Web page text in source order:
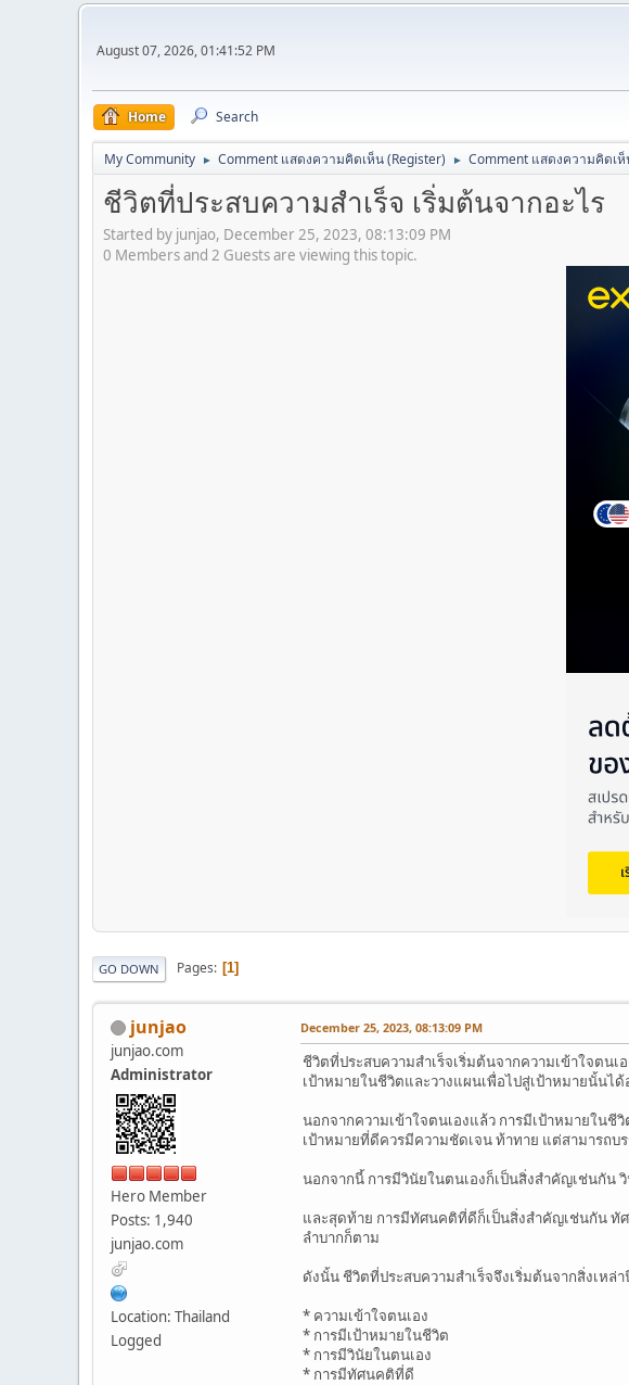
August 07, 2026, 01:41:52 PM
Home Search
My Community ► Comment แสดงความคิดเห็น (Register) ► Comment แสดงความคิดเห็
ชีวิตที่ประสบความสำเร็จ เริ่มต้นจากอะไร
Started by junjao, December 25, 2023, 08:13:09 PM
0 Members and 2 Guests are viewing this topic.
GO DOWN Pages 1
junjao
junjao.com
Administrator
Hero Member
Posts: 1,940
junjao.com
Location: Thailand
Logged
December 25, 2023, 08:13:09 PM
ชีวิตที่ประสบความสำเร็จเริ่มต้นจากความเข้าใจตน
เป้าหมายในชีวิตและวางแผนเพื่อไปสู่เป้าหมายนั้นไ
นอกจากความเข้าใจตนเองแล้ว การมีเป้าหมายในชี
เป้าหมายที่ดีควรมีความชัดเจน ท้าทาย แต่สามารถบ
นอกจากนี้ การมีวินัยในตนเองก็เป็นสิ่งสำคัญเช่นกัน
และสุดท้าย การมีทัศนคติที่ดีก็เป็นสิ่งสำคัญเช่นกัน ทัศ
ลำบากก็ตาม
ดังนั้น ชีวิตที่ประสบความสำเร็จจึงเริ่มต้นจากสิ่งเหล่
* ความเข้าใจตนเอง
* การมีเป้าหมายในชีวิต
* การมีวินัยในตนเอง
* การมีทัศนคติที่ดี